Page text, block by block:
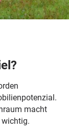
macht
wichtig.